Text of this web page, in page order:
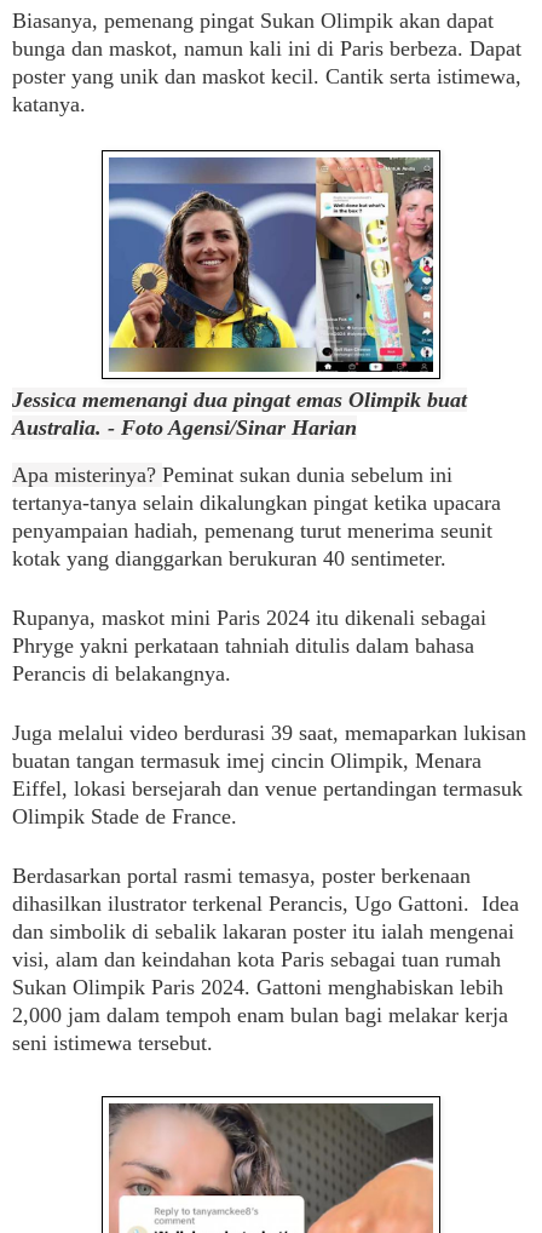
Biasanya, pemenang pingat Sukan Olimpik akan dapat
bunga dan maskot, namun kali ini di Paris berbeza. Dapat
poster yang unik dan maskot kecil. Cantik serta istimewa,
katanya.
Jessica memenangi dua pingat emas Olimpik buat
Australia. - Foto Agensi/Sinar Harian
Apa misterinya? Peminat sukan dunia sebelum ini
tertanya-tanya selain dikalungkan pingat ketika upacara
penyampaian hadiah, pemenang turut menerima seunit
kotak yang dianggarkan berukuran 40 sentimeter.
Rupanya, maskot mini Paris 2024 itu dikenali sebagai
Phryge yakni perkataan tahniah ditulis dalam bahasa
Perancis di belakangnya.
Juga melalui video berdurasi 39 saat, memaparkan lukisan
buatan tangan termasuk imej cincin Olimpik, Menara
Eiffel, lokasi bersejarah dan venue pertandingan termasuk
Olimpik Stade de France.
Berdasarkan portal rasmi temasya, poster berkenaan
dihasilkan ilustrator terkenal Perancis, Ugo Gattoni. Idea
dan simbolik di sebalik lakaran poster itu ialah mengenai
visi, alam dan keindahan kota Paris sebagai tuan rumah
Sukan Olimpik Paris 2024. Gattoni menghabiskan lebih
2,000 jam dalam tempoh enam bulan bagi melakar kerja
seni istimewa tersebut.